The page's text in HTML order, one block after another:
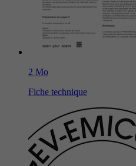
2 Mo
Fiche technique